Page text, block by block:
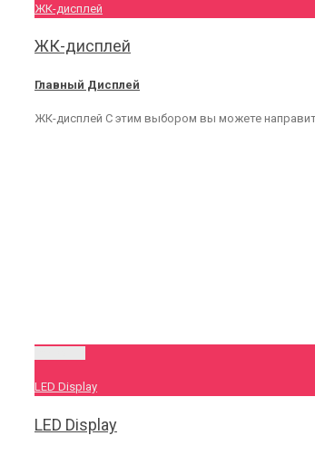
ЖК-дисплей
ЖК-дисплей
Главный Дисплей
ЖК-дисплей С этим выбором вы можете
LED Display
LED Display